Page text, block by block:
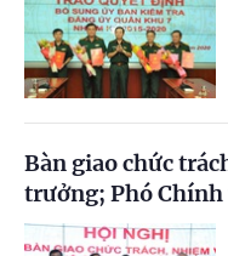
Bàn giao chức
trưởng; Phó Chính